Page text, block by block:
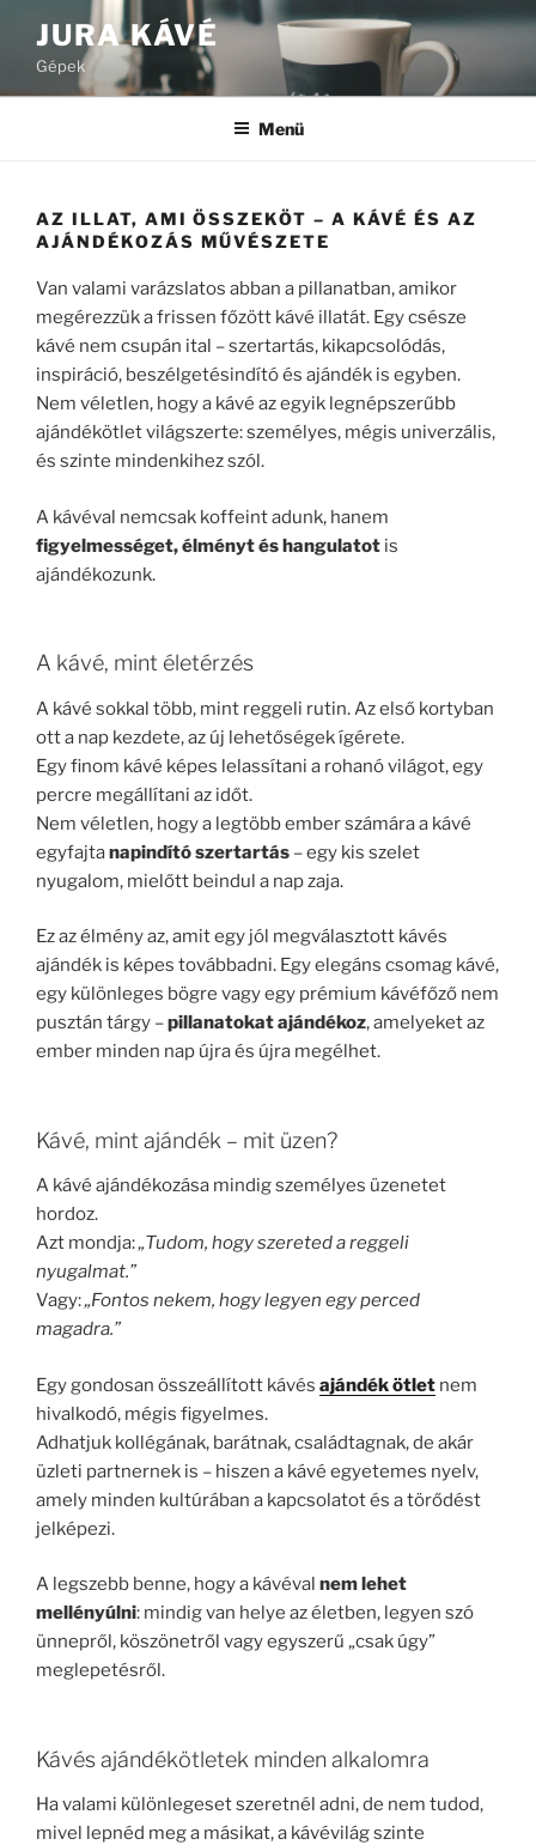
Tartalomhoz
JURA KÁVÉ
Gépek
Menü
AZ ILLAT, AMI ÖSSZEKÖT – A KÁVÉ ÉS AZ
AJÁNDÉKOZÁS MŰVÉSZETE
Van valami varázslatos abban a pillanatban, amikor
megérezzük a frissen főzött kávé illatát. Egy csésze
kávé nem csupán ital – szertartás, kikapcsolódás,
inspiráció, beszélgetésindító és ajándék is egyben.
Nem véletlen, hogy a kávé az egyik legnépszerűbb
ajándékötlet világszerte: személyes, mégis univerzális,
és szinte mindenkihez szól.
A kávéval nemcsak koffeint adunk, hanem
figyelmességet, élményt és hangulatot is
ajándékozunk.
A kávé, mint életérzés
A kávé sokkal több, mint reggeli rutin. Az első kortyban
ott a nap kezdete, az új lehetőségek ígérete.
Egy finom kávé képes lelassítani a rohanó világot, egy
percre megállítani az időt.
Nem véletlen, hogy a legtöbb ember számára a kávé
egyfajtanapindító szertartás – egy kis szelet
nyugalom, mielőtt beindul a nap zaja.
Ez az élmény az, amit egy jól megválasztott kávés
ajándék is képes továbbadni. Egy elegáns csomag kávé,
egy különleges bögre vagy egy prémium kávéfőző nem
pusztán tárgy –pillanatokat ajándékoz, amelyeket az
ember minden nap újra és újra megélhet.
Kávé, mint ajándék – mit üzen?
A kávé ajándékozása mindig személyes üzenetet
hordoz.
Azt mondja:„Tudom, hogy szereted a reggeli
nyugalmat.”
Vagy:„Fontos nekem, hogy legyen egy perced
magadra.”
Egy gondosan összeállított kávés ajándék ötlet nem
hivalkodó, mégis figyelmes.
Adhatjuk kollégának, barátnak, családtagnak, de akár
üzleti partnernek is – hiszen a kávé egyetemes nyelv,
amely minden kultúrában a kapcsolatot és a törődést
jelképezi.
A legszebb benne, hogy a kávéval nem lehet
mellényúlni: mindig van helye az életben, legyen szó
ünnepről, köszönetről vagy egyszerű „csak úgy”
meglepetésről.
Kávés ajándékötletek minden alkalomra
Ha valami különlegeset szeretnél adni, de nem tudod,
mivel lepnéd meg a másikat, a kávévilág szinte